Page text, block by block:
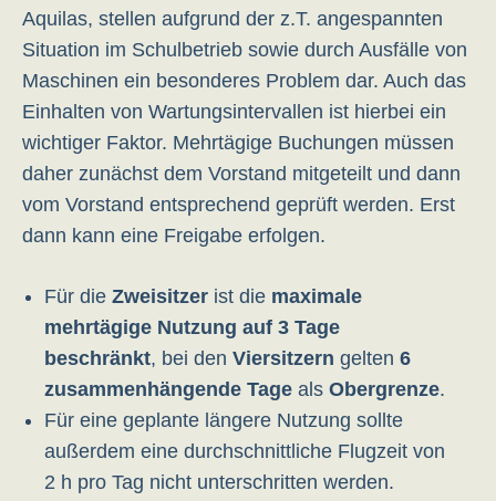
Aquilas, stellen aufgrund der z.T. angespannten
Situation im Schulbetrieb sowie durch Ausfälle von
Maschinen ein besonderes Problem dar. Auch das
Einhalten von Wartungsintervallen ist hierbei ein
wichtiger Faktor. Mehrtägige Buchungen müssen
daher zunächst dem Vorstand mitgeteilt und dann
vom Vorstand entsprechend geprüft werden. Erst
dann kann eine Freigabe erfolgen.
Für die Zweisitzer ist die maximale
mehrtägige Nutzung auf 3 Tage
beschränkt, bei den Viersitzern gelten 6
zusammenhängende Tage als Obergrenze.
Für eine geplante längere Nutzung sollte
außerdem eine durchschnittliche Flugzeit von
2 h pro Tag nicht unterschritten werden.